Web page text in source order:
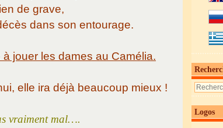
de grave,
dans son entourage.
jouer les dames au Camélia.
elle ira déjà beaucoup mieux !
vraiment mal….
Logos